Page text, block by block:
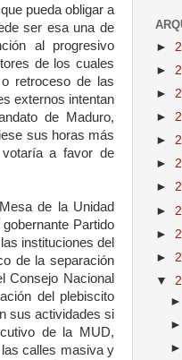
pueda obligar a
ser esa una de
al progresivo
de los cuales
retroceso de las
externos intentan
de Maduro,
sus horas más
a favor de
de la Unidad
Partido
instituciones del
de la separación
Consejo Nacional
del plebiscito
sus actividades si
de la MUD,
las calles masiva y
►
►
►
►
►
►
►
►
►
►
▼
►